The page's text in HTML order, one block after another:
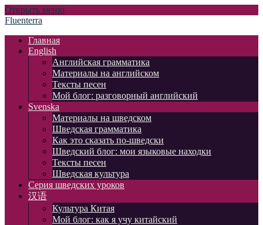
Открыть меню
Fluenterra
Главная
English
Английская грамматика
Материалы на английском
Тексты песен
Мой блог: разговорный английский
Svenska
Материалы на шведском
Шведская грамматика
Как это сказать по-шведски
Шведский блог: мои языковые находки
Тексты песен
Шведская культура
Серия шведских уроков
汉语
Культура Китая
Мой блог: как я учу китайский